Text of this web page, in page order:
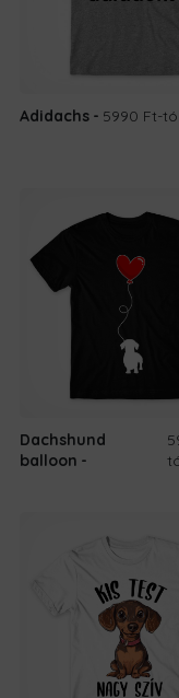
Adidachs 5990 Ft-tól
Dachshund
balloon